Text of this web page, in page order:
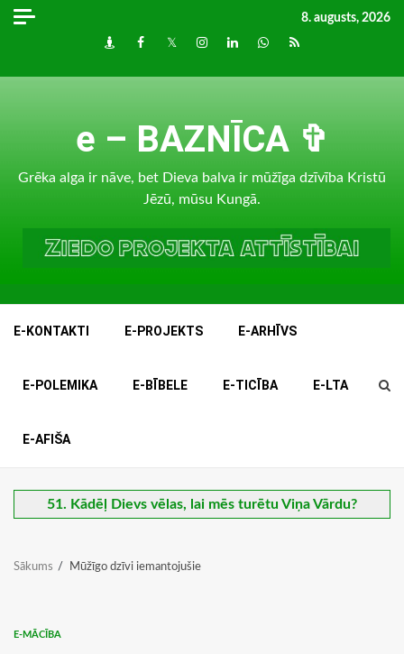
Skip
8. augusts, 2026
DraugiemFacebook
TwitterInstagram
LinkedInwhatsapp
RSS
e – BAZNĪCA ✞
Grēka alga ir nāve, bet Dieva balva ir mūžīga dzīvība Kristū
Jēzū, mūsu Kungā.
E-KONTAKTI E-PROJEKTS E-ARHĪVS
E-POLEMIKA E-BĪBELE E-TICĪBA E-LTA
E-AFIŠA
51. Kādēļ Dievs vēlas, lai mēs turētu Viņa Vārdu?
Sākums Mūžīgo dzīvi iemantojušie
E-MĀCĪBA